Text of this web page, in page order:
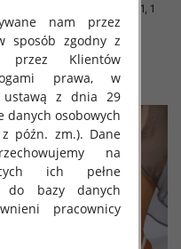
Szpilki damskie Roz 36-41, 1
kolor Paczka 12 szt
48.00 zł
nam przez
sposób zgodny z
przez Klientów
prawa, w
ustawą z dnia 29
danych osobowych
późn. zm.). Dane
na
ich pełne
do bazy danych
pracownicy